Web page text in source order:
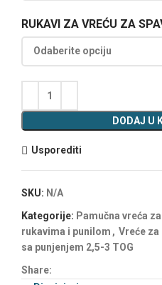
RUKAVI ZA VREĆU ZA
DODAJ U
Usporediti
SKU: N/A
Kategorije: Pamučna vreća
rukavima i punilom , Vreće za
sa punjenjem 2,5-3 TOG
Share: